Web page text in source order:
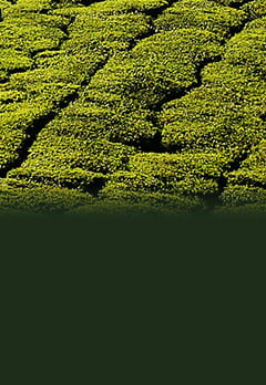
de
producto
se
pueden
elegir
en
la
página
de
producto